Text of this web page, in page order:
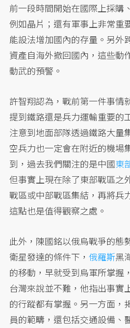
前一段時間開始在國際上採購
例如晶片；還有軍事上非常重
能設法增加國內的存量。另外
資產自海外撤回國內，這些動
動武的預警。
許智翔認為，戰前第一件事情
提到鐵路還是兵力運輸重要的
注意到地面部隊透過鐵路大量
空兵力也一定會在附近的機場
到，過去我們關注的是中國東
但事實上現在除了東部戰區之
戰區或中部戰區集結，再將兵
這點也是值得觀察之處。
此外，陳國銘以俄烏戰爭的態
衛星發達的條件下，俄羅斯黑
的移動，早就受到烏軍所掌握
台灣來說並不難，他指出事實
的行蹤都有掌握。另一方面，
員的範疇，還包括交通設備、